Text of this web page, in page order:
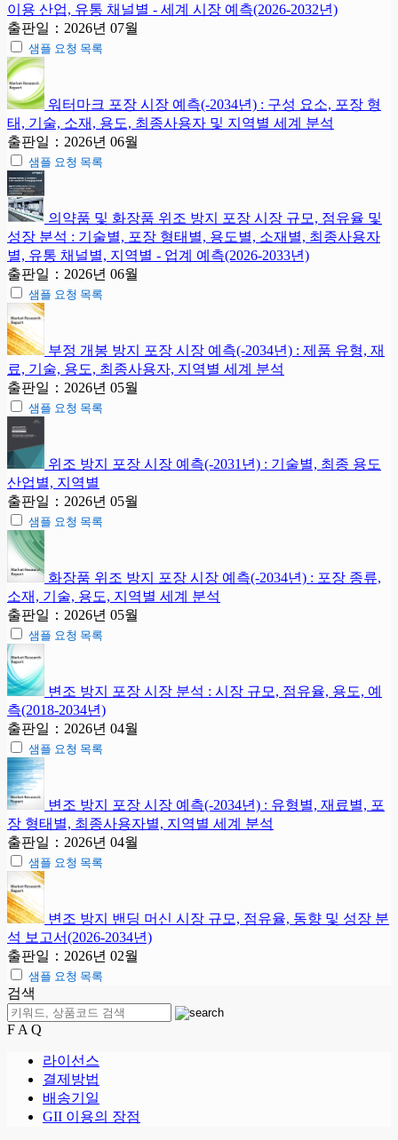
이용 산업, 유통 채널별 - 세계 시장 예측(2026-2032년)
출판일：2026년 07월
샘플 요청 목록
워터마크 포장 시장 예측(-2034년) : 구성 요소, 포장 형
태, 기술, 소재, 용도, 최종사용자 및 지역별 세계 분석
출판일：2026년 06월
샘플 요청 목록
의약품 및 화장품 위조 방지 포장 시장 규모, 점유율 및
성장 분석 : 기술별, 포장 형태별, 용도별, 소재별, 최종사용자
별, 유통 채널별, 지역별 - 업계 예측(2026-2033년)
출판일：2026년 06월
샘플 요청 목록
부정 개봉 방지 포장 시장 예측(-2034년) : 제품 유형, 재
료, 기술, 용도, 최종사용자, 지역별 세계 분석
출판일：2026년 05월
샘플 요청 목록
위조 방지 포장 시장 예측(-2031년) : 기술별, 최종 용도
산업별, 지역별
출판일：2026년 05월
샘플 요청 목록
화장품 위조 방지 포장 시장 예측(-2034년) : 포장 종류,
소재, 기술, 용도, 지역별 세계 분석
출판일：2026년 05월
샘플 요청 목록
변조 방지 포장 시장 분석 : 시장 규모, 점유율, 용도, 예
측(2018-2034년)
출판일：2026년 04월
샘플 요청 목록
변조 방지 포장 시장 예측(-2034년) : 유형별, 재료별, 포
장 형태별, 최종사용자별, 지역별 세계 분석
출판일：2026년 04월
샘플 요청 목록
변조 방지 밴딩 머신 시장 규모, 점유율, 동향 및 성장 분
석 보고서(2026-2034년)
출판일：2026년 02월
샘플 요청 목록
검색
F A Q
라이선스
결제방법
배송기일
GII 이용의 장점